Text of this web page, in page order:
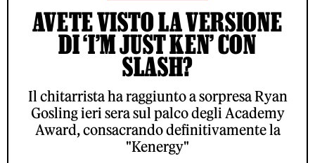
AVETE VISTO LA VERSIONE
DI ‘I’M JUST KEN’ CON
SLASH?
Il chitarrista ha raggiunto a sorpresa Ryan
Gosling ieri sera sul palco degli Academy
Award, consacrando definitivamente la
"Kenergy"